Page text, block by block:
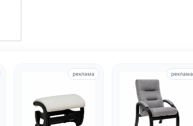
реклама реклама